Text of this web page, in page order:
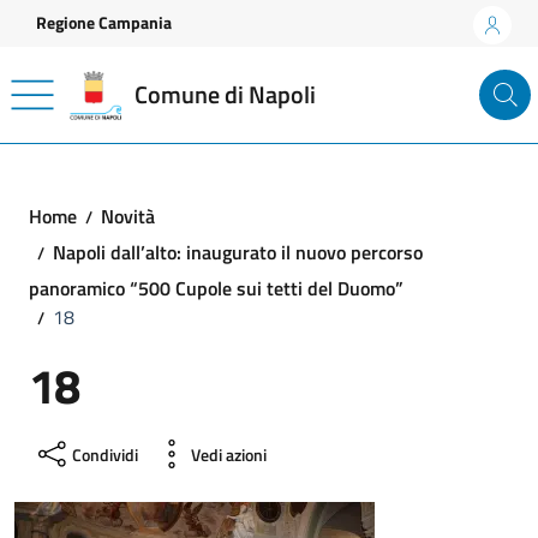
Vai ai contenuti
Vai al footer
Regione Campania
Comune di Napoli
Home
Novità
Napoli dall’alto: inaugurato il nuovo percorso
panoramico “500 Cupole sui tetti del Duomo”
18
18
Condividi Vedi azioni